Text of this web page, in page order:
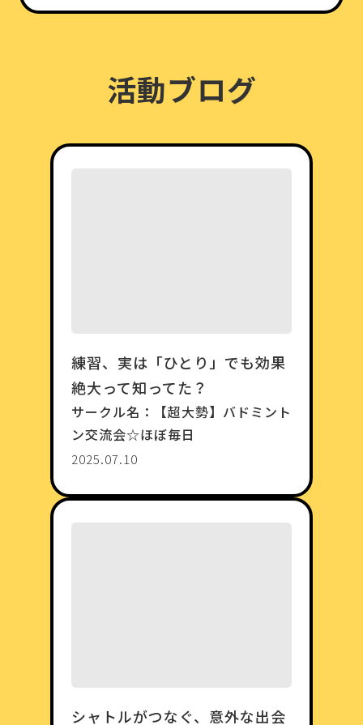
活動ブログ
練習、実は「ひとり」でも効果
絶大って知ってた？
サークル名：
【超大勢】バドミント
ン交流会☆ほぼ毎日
2025.07.10
シャトルがつなぐ、意外な出会